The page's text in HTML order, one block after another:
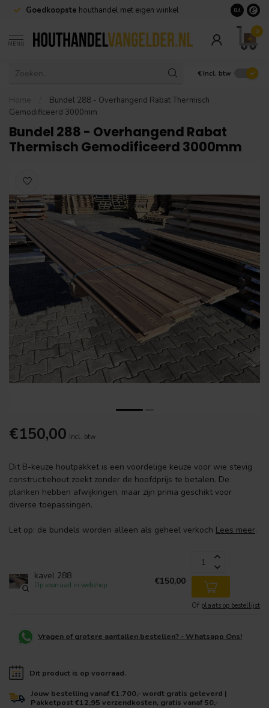
Goedkoopste houthandel met eigen winkel Geen
8.4
MENU
0
€ Incl. btw
Home
Bundel 288 - Overhangend Rabat Thermisch
Gemodificeerd 3000mm
Bundel 288 - Overhangend Rabat
Thermisch Gemodificeerd 3000mm
€150,00 Incl. btw
Dit B-keuze houtpakket is een voordelige keuze voor wie stevig
constructiehout zoekt zonder de hoofdprijs te betalen. De
planken hebben afwijkingen, maar zijn prima geschikt voor
diverse toepassingen.
Let op: de bundels worden alleen als geheel verkoch Lees meer.
kavel 288
Op voorraad in webshop €150,00
Of plaats op bestellijst
Vragen of grotere aantallen bestellen? - Whatsapp Ons!
Dit product is op voorraad.
Jouw bestelling vanaf €1.700,- wordt gratis geleverd |
Pakketpost €12,95 verzendkosten, gratis vanaf 50,-